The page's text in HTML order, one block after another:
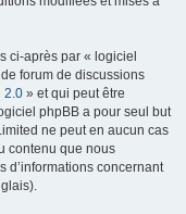
ci-après par « logiciel
forum de discussions
2.0 » et qui peut être
phpBB a pour seul but
ne peut en aucun cas
contenu que nous
d’informations concernant